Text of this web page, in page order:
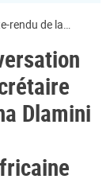
rendu de la
entre le
général et S.E.
Dlamini
de la
de l'Union
Dlamini